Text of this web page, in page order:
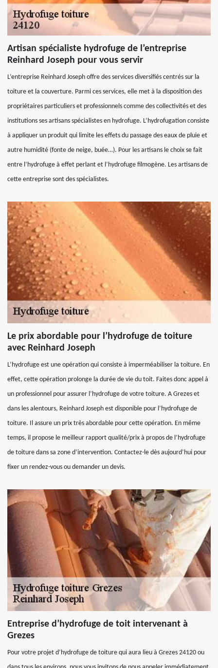
Artisan spécialiste hydrofuge de l’entreprise
Reinhard Joseph pour vous servir
L’entreprise Reinhard Joseph offre des services diversifiés centrés sur la
toiture et la couverture. Parmi ces services, elle met à la disposition des
propriétaires particuliers et professionnels comme des collectivités et des
institutions ses artisans spécialistes en hydrofuge. L’hydrofugation consiste
à appliquer un produit qui limite les effets du passage des eaux de pluie et
autre humidité (fonte de neige, buée…). Pour les artisans le choix se fait
entre l’hydrofuge à effet perlant et l’hydrofuge filmogène. Les artisans de
cette entreprise sont des spécialistes.
Le prix abordable pour l’hydrofuge de toiture
avec Reinhard Joseph
L’hydrofuge est une opération qui consiste à imperméabiliser la toiture. En
effet, cette opération prolonge la durée de vie du toit. Faites donc appel à
un professionnel pour assurer l’hydrofuge de votre toiture. A Grezes et
dans les alentours, Reinhard Joseph est disponible pour l’hydrofuge de
toiture. Il assure un prix très abordable pour cette opération. En même
temps, il propose le meilleur rapport qualité/prix à propos de l’hydrofuge
de toiture dans sa zone d’intervention. Contactez-le dès aujourd’hui pour
fixer un rendez-vous ou demander un devis.
Entreprise d’hydrofuge de toit intervenant à
Grezes
Pour votre projet d’hydrofuge de toiture qui aura lieu à Grezes 24120 ou